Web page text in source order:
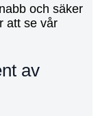
och säker
att se vår
av